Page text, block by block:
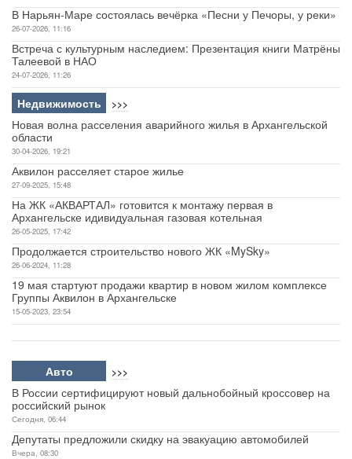
В Нарьян-Маре состоялась вечёрка «Песни у Печоры, у реки»
26-07-2026, 11:16
Встреча с культурным наследием: Презентация книги Матрёны
Талеевой в НАО
24-07-2026, 11:26
Недвижимость >>>
Новая волна расселения аварийного жилья в Архангельской
области
30-04-2026, 19:21
Аквилон расселяет старое жилье
27-09-2025, 15:48
На ЖК «АКВАРТАЛ» готовится к монтажу первая в
Архангельске идивидуальная газовая котельная
26-05-2025, 17:42
Продолжается строительство нового ЖК «MySky»
26-06-2024, 11:28
19 мая стартуют продажи квартир в новом жилом комплексе
Группы Аквилон в Архангельске
15-05-2023, 23:54
Авто >>>
В России сертифицируют новый дальнобойный кроссовер на
российский рынок
Сегодня, 06:44
Депутаты предложили скидку на эвакуацию автомобилей
Вчера, 08:30